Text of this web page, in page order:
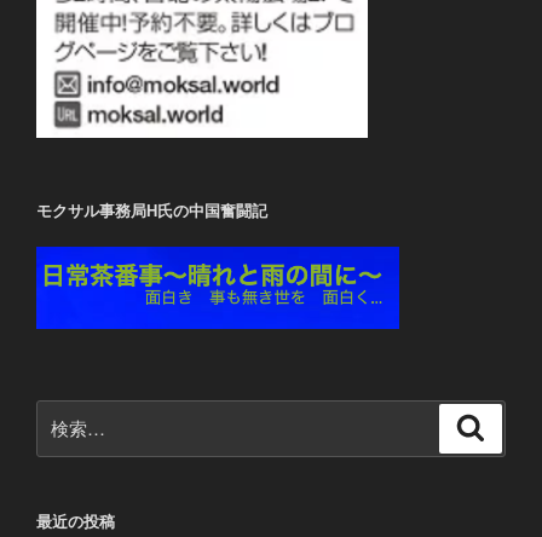
モクサル事務局H氏の中国奮闘記
索:
最近の投稿